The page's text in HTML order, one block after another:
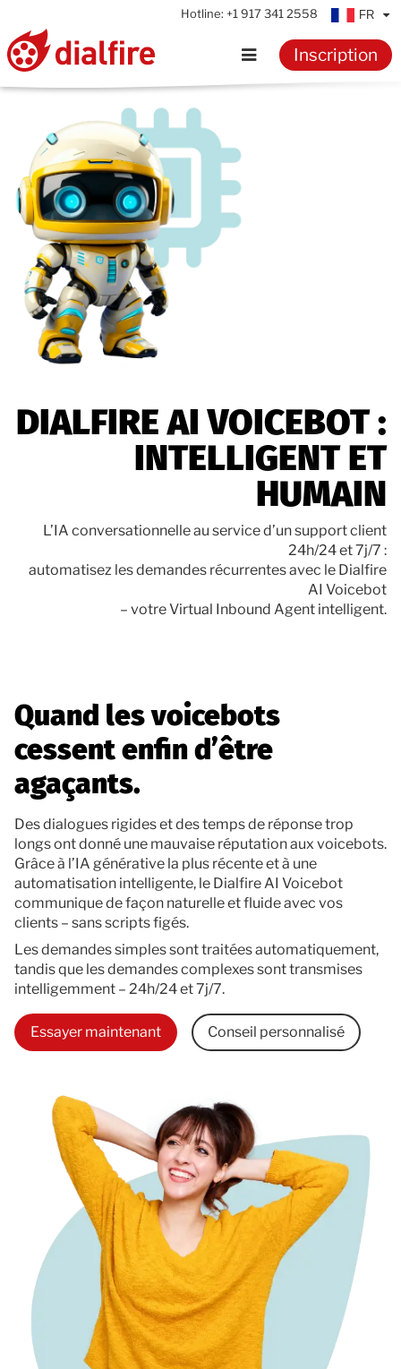
Hotline: +1 917 341 2558 FR
Fonctionnalités
Témoignages
Tarifs
Ressources
Connaissances
Documentation
Contact
Inscription
DIALFIRE AI VOICEBOT :
INTELLIGENT ET
HUMAIN
L’IA conversationnelle au service d’un support client
24h/24 et 7j/7 :
automatisez les demandes récurrentes avec le Dialfire
AI Voicebot
– votre Virtual Inbound Agent intelligent.
Quand les voicebots
cessent enfin d’être
agaçants.
Des dialogues rigides et des temps de réponse trop
longs ont donné une mauvaise réputation aux voicebots.
Grâce à l’IA générative la plus récente et à une
automatisation intelligente, le Dialfire AI Voicebot
communique de façon naturelle et fluide avec vos
clients – sans scripts figés.
Les demandes simples sont traitées automatiquement,
tandis que les demandes complexes sont transmises
intelligemment – 24h/24 et 7j/7.
Essayer maintenant Conseil personnalisé